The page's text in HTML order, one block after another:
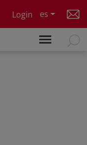
Login
es